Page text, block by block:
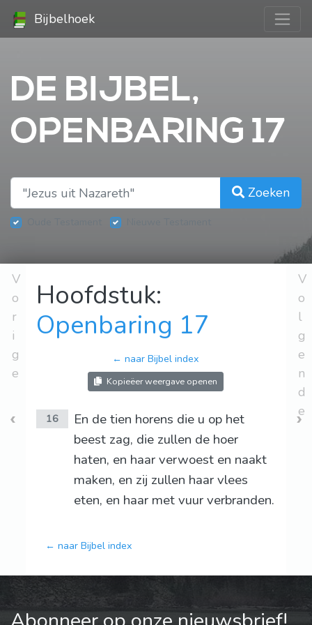
Bijbelhoek
DE BIJBEL,
OPENBARING 17
Zoeken
V
o
r
i
g
e
Hoofdstuk:
Openbaring 17
← naar Bijbel index
Kopieëer weergave openen
16
En de tien horens die u op het
beest zag, die zullen de hoer
haten, en haar verwoest en naakt
maken, en zij zullen haar vlees
eten, en haar met vuur verbranden.
← naar Bijbel index
V
o
l
g
e
n
d
e